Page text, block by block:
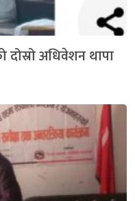
अधिवेशन थापा